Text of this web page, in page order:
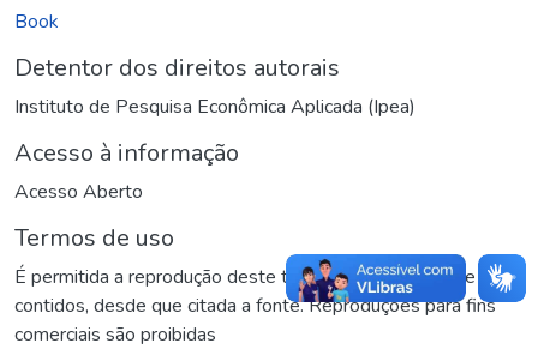
Book
Detentor dos direitos autorais
Instituto de Pesquisa Econômica Aplicada (Ipea)
Acesso à informação
Acesso Aberto
Termos de uso
É permitida a reprodução deste texto e dos dados nele
contidos, desde que citada a fonte. Reproduções para fins
comerciais são proibidas